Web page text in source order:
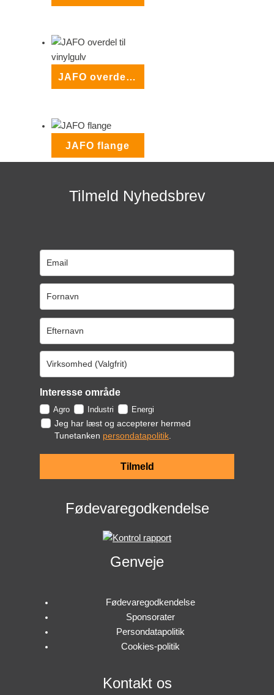
JAFO overdel til vinylgulv
JAFO flange
Tilmeld Nyhedsbrev
Interesse område
Agro Industri Energi
Jeg har læst og accepterer hermed
Tunetanken persondatapolitik
Tilmeld
Fødevaregodkendelse
Genveje
Fødevaregodkendelse
Sponsorater
Persondatapolitik
Cookies-politik
Kontakt os